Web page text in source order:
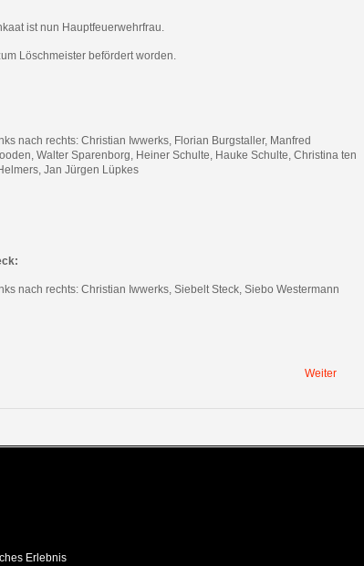
ist nun Hauptfeuerwehrfrau.
Löschmeister befördert worden.
nach rechts: Christian Iwwerks, Florian Burgstaller, Manfred
Walter Sparenborg, Heiner Schulte, Hauke Schulte, Christina ten
Jan Jürgen Lüpkes
nach rechts: Christian Iwwerks, Siebelt Steck, Siebo Westermann
Weiter
Erlebnis